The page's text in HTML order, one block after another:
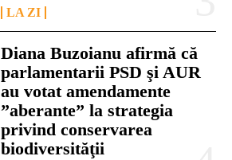
LA ZI
Diana Buzoianu afirmă că
parlamentarii PSD şi AUR
au votat amendamente
”aberante” la strategia
privind conservarea
biodiversităţii